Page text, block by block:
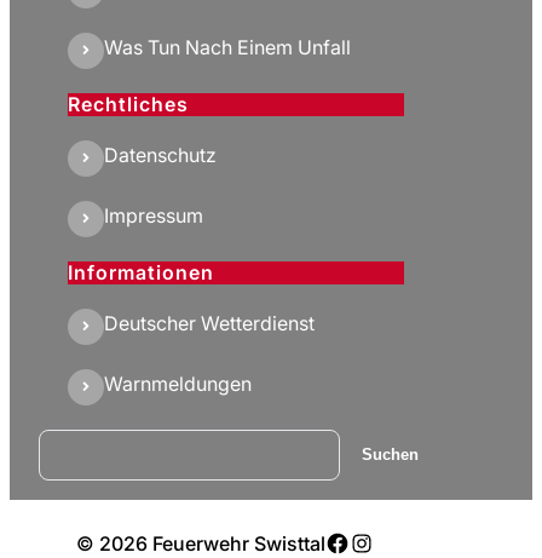
Was Tun Nach Einem Unfall
Rechtliches
Datenschutz
Impressum
Informationen
Deutscher Wetterdienst
Warnmeldungen
Suchen Suchen
© 2026 Feuerwehr SwisttalFacebook
Instagram